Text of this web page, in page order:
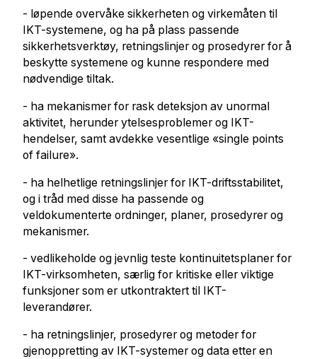
- løpende overvåke sikkerheten og virkemåten til
IKT-systemene, og ha på plass passende
sikkerhetsverktøy, retningslinjer og prosedyrer for å
beskytte systemene og kunne respondere med
nødvendige tiltak.
- ha mekanismer for rask deteksjon av unormal
aktivitet, herunder ytelsesproblemer og IKT-
hendelser, samt avdekke vesentlige «single points
of failure».
- ha helhetlige retningslinjer for IKT-driftsstabilitet,
og i tråd med disse ha passende og
veldokumenterte ordninger, planer, prosedyrer og
mekanismer.
- vedlikeholde og jevnlig teste kontinuitetsplaner for
IKT-virksomheten, særlig for kritiske eller viktige
funksjoner som er utkontraktert til IKT-
leverandører.
- ha retningslinjer, prosedyrer og metoder for
gjenoppretting av IKT-systemer og data etter en